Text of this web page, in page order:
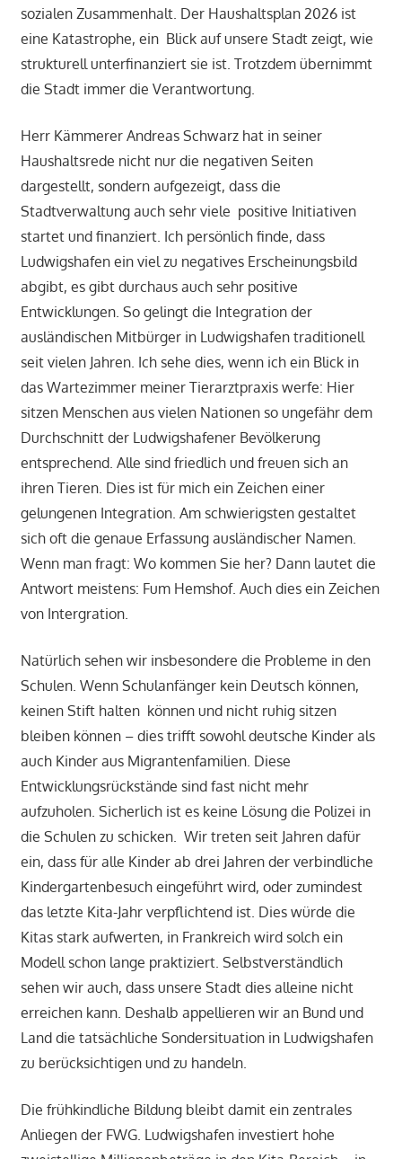
sozialen Zusammenhalt. Der Haushaltsplan 2026 ist
eine Katastrophe, ein Blick auf unsere Stadt zeigt, wie
strukturell unterfinanziert sie ist. Trotzdem übernimmt
die Stadt immer die Verantwortung.
Herr Kämmerer Andreas Schwarz hat in seiner
Haushaltsrede nicht nur die negativen Seiten
dargestellt, sondern aufgezeigt, dass die
Stadtverwaltung auch sehr viele positive Initiativen
startet und finanziert. Ich persönlich finde, dass
Ludwigshafen ein viel zu negatives Erscheinungsbild
abgibt, es gibt durchaus auch sehr positive
Entwicklungen. So gelingt die Integration der
ausländischen Mitbürger in Ludwigshafen traditionell
seit vielen Jahren. Ich sehe dies, wenn ich ein Blick in
das Wartezimmer meiner Tierarztpraxis werfe: Hier
sitzen Menschen aus vielen Nationen so ungefähr dem
Durchschnitt der Ludwigshafener Bevölkerung
entsprechend. Alle sind friedlich und freuen sich an
ihren Tieren. Dies ist für mich ein Zeichen einer
gelungenen Integration. Am schwierigsten gestaltet
sich oft die genaue Erfassung ausländischer Namen.
Wenn man fragt: Wo kommen Sie her? Dann lautet die
Antwort meistens: Fum Hemshof. Auch dies ein Zeichen
von Intergration.
Natürlich sehen wir insbesondere die Probleme in den
Schulen. Wenn Schulanfänger kein Deutsch können,
keinen Stift halten können und nicht ruhig sitzen
bleiben können – dies trifft sowohl deutsche Kinder als
auch Kinder aus Migrantenfamilien. Diese
Entwicklungsrückstände sind fast nicht mehr
aufzuholen. Sicherlich ist es keine Lösung die Polizei in
die Schulen zu schicken. Wir treten seit Jahren dafür
ein, dass für alle Kinder ab drei Jahren der verbindliche
Kindergartenbesuch eingeführt wird, oder zumindest
das letzte Kita-Jahr verpflichtend ist. Dies würde die
Kitas stark aufwerten, in Frankreich wird solch ein
Modell schon lange praktiziert. Selbstverständlich
sehen wir auch, dass unsere Stadt dies alleine nicht
erreichen kann. Deshalb appellieren wir an Bund und
Land die tatsächliche Sondersituation in Ludwigshafen
zu berücksichtigen und zu handeln.
Die frühkindliche Bildung bleibt damit ein zentrales
Anliegen der FWG. Ludwigshafen investiert hohe